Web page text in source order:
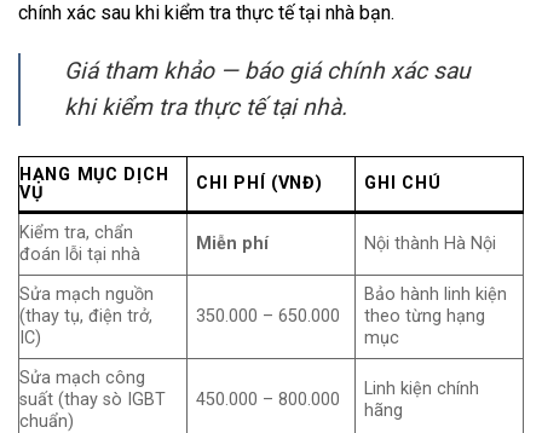
chính xác sau khi kiểm tra thực tế tại nhà bạn.
Giá tham khảo — báo giá chính xác sau
khi kiểm tra thực tế tại nhà.
HẠNG MỤC DỊCH
VỤ
CHI PHÍ (VNĐ) GHI CHÚ
Kiểm tra, chẩn
đoán lỗi tại nhà
Miễn phí Nội thành Hà Nội
Sửa mạch nguồn
(thay tụ, điện trở,
IC)
350.000 – 650.000
Bảo hành linh kiện
theo từng hạng
mục
Sửa mạch công
suất (thay sò IGBT
chuẩn)
450.000 – 800.000
Linh kiện chính
hãng